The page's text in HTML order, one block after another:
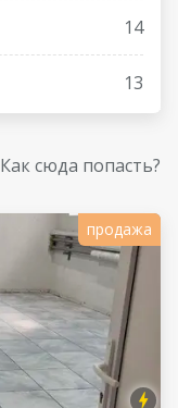
14
13
Как сюда попасть?
продажа